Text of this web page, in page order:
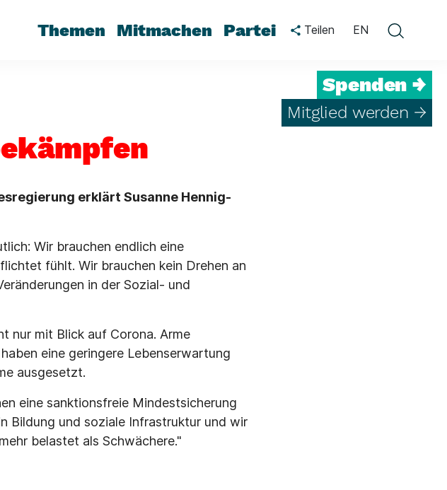
Themen Mitmachen Partei Teilen EN
Spenden →
Mitglied werden →
erklärt Susanne Hennig-
Wir brauchen endlich eine
fühlt. Wir brauchen kein Drehen an
in der Sozial- und
nur mit Blick auf Corona. Arme
eine geringere Lebenserwartung
ausgesetzt.
eine sanktionsfreie Mindestsicherung
Bildung und soziale Infrastruktur und wir
belastet als Schwächere."